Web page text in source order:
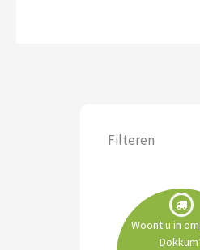
Filteren
Woont u in